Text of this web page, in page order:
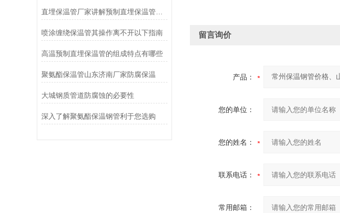
喷涂缠绕保温管其操作离不开以下指南
高温预制直埋保温管的组成特点有哪些
聚氨酯保温管山东济南厂家防腐保温
大城钢质管道防腐蚀的必要性
深入了解聚氨酯保温钢管利于您选购
留言询价
产品：
您的单位：
您的姓名：
联系电话：
常用邮箱：